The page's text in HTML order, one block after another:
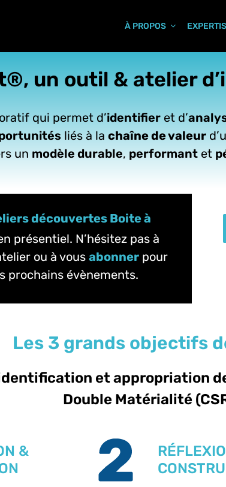
À PROPOS
®, un outil & atelier
qui permet d’identifier et d’
liés à la chaîne de valeur
un modèle durable, performant et
découvertes Boite à
présentiel. N’hésitez pas à
ou à vousabonner pour
prochains évènements.
Les 3 grands objectifs
et appropriation
Double Matérialité
&